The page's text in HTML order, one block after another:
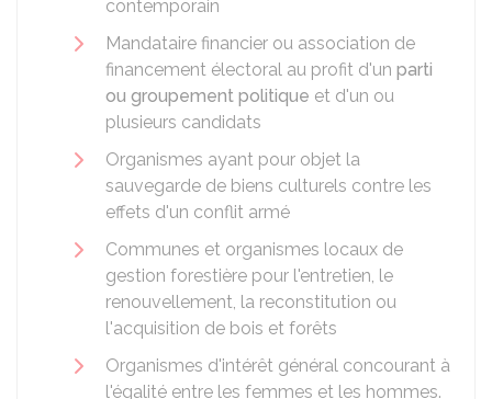
contemporain
Mandataire financier ou association de
financement électoral au profit d'un parti
ou groupement politique et d'un ou
plusieurs candidats
Organismes ayant pour objet la
sauvegarde de biens culturels contre les
effets d'un conflit armé
Communes et organismes locaux de
gestion forestière pour l'entretien, le
renouvellement, la reconstitution ou
l'acquisition de bois et forêts
Organismes d'intérêt général concourant à
l'égalité entre les femmes et les hommes.